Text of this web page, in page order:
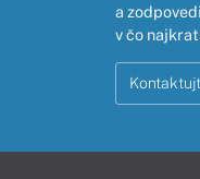
a
v čo